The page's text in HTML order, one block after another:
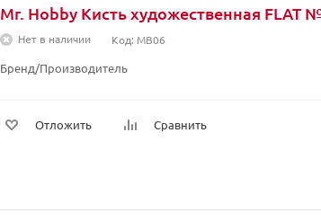
Mr. Hobby Кисть художественная FLAT
Нет в наличии Код: MB06
Бренд/Производитель
Отложить Сравнить